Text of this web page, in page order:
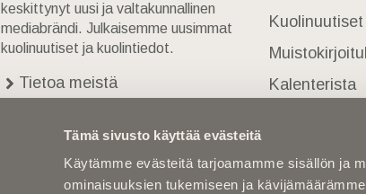
Tämä sivusto käyttää evästeitä
Käytämme evästeitä tarjoamamme sisällön ja
ominaisuuksien tukemiseen ja
keskittynyt uusi ja valtakunnallinen
mediabrändi. Julkaisemme uusimmat
kuolinuutiset ja kuolintiedot.
Tietoa meistä
Yhteystiedot
Kuolinuutiset
Kalenterista
Kuolleita